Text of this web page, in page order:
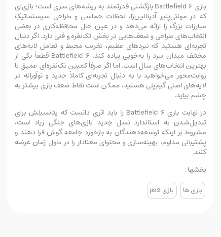
بازی Battlefield 6 بازگشتی قدرتمند به ریشه‌های سری است؛ بازی‌ای
که در مولتی‌پلیر آدرنالین‌زا، لحظات حماسی و طراحی سیستماتیکِ
مبارزات بزرگ را ارائه می‌دهد و در عین حال محافظه‌کاری در بعضی
انتخاب‌های طراحی و ضعف‌هایی در بخش تک‌نفره و فنی دارد. اگر دنبال
تجربه‌ای هستید که نبردهای عظیم، تخریب محیط و تعامل لایه‌های
مختلف میدان نبرد را به‌خوبی پیاده کند، Battlefield 6 قطعاً یکی از
بهترین انتخاب‌های سال است. اما اگر صرفاً کمپین تک‌نفره‌ای عمیق با
روایت‌محور می‌خواهید یا به دنبال تجربه‌ای کاملاً جدید و نوآورانه در
لایه‌های اصلی گیم‌پلی هستید، ممکن است نقاط ضعف بازی بیشتر به
چشم بیاید.
در نهایت بازی Battlefield 6 را باید اثری دانست که پتانسیلش برای
تبدیل‌شدن به استاندارد نسل جدید بازی‌های جنگی زیاد است،
مشروط بر اینکه توسعه‌دهندگان به بازخورد جامعه گوش فرا دهند و
پشتیبانی مداوم، بهینه‌سازی و محتوای معنادار را در طول زمان عرضه
کنند.
بخشها :
بازی ها بازی ps5